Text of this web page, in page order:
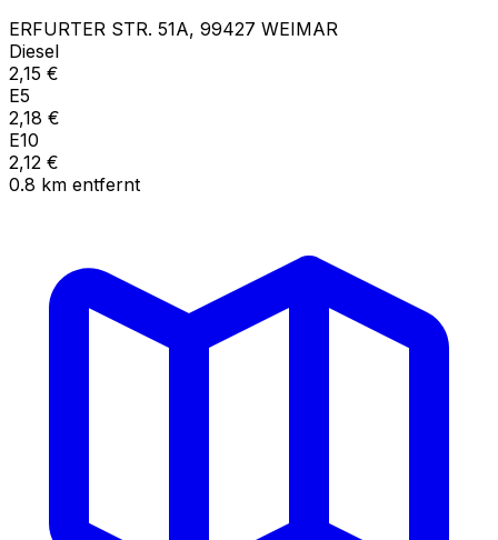
ERFURTER STR. 51A, 99427 WEIMAR
Diesel
2,15 €
E5
2,18 €
E10
2,12 €
0.8 km entfernt